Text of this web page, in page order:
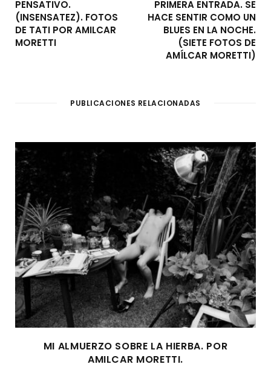
PENSATIVO.
(INSENSATEZ). FOTOS
DE TATI POR AMILCAR
MORETTI
PRIMERA ENTRADA. SE
HACE SENTIR COMO UN
BLUES EN LA NOCHE.
(SIETE FOTOS DE
AMÍLCAR MORETTI)
PUBLICACIONES RELACIONADAS
MI ALMUERZO SOBRE LA HIERBA. POR
AMILCAR MORETTI.